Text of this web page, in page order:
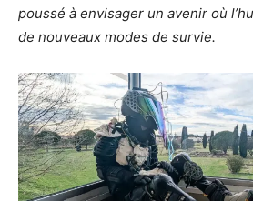
poussé à envisager un avenir où
de nouveaux modes de survie.